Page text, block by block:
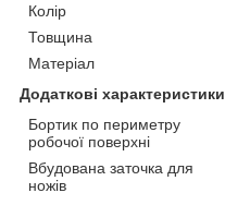
Колір
Товщина
Матеріал
Додаткові характеристики
Бортик по периметру
робочої поверхні
Вбудована заточка для
ножів